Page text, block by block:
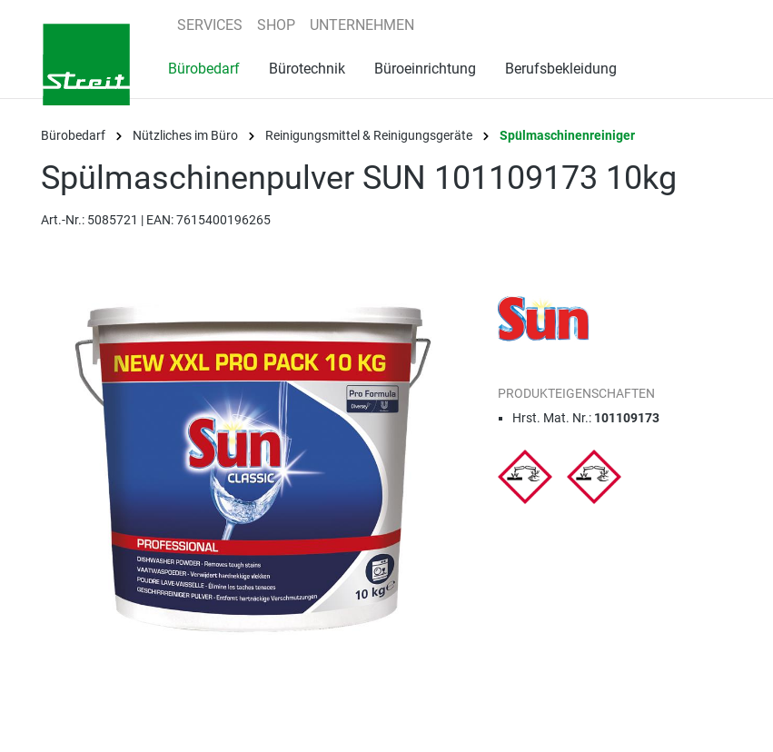
Zur Hauptnavigation springen
SERVICES SHOP UNTERNEHMEN
Bürobedarf Bürotechnik Büroeinrichtung Berufsbekleidung
Bürobedarf Nützliches im Büro Reinigungsmittel & Reinigungsgeräte Spülmaschinenreiniger
Spülmaschinenpulver SUN 101109173 10kg
Art.-Nr.: 5085721 | EAN: 7615400196265
PRODUKTEIGENSCHAFTEN
Hrst. Mat. Nr.: 101109173